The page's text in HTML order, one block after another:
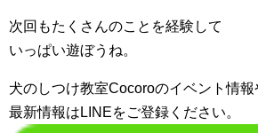
次回もたくさんのことを経験して
いっぱい遊ぼうね。
犬のしつけ教室Cocoroのイベント情報
最新情報はLINEをご登録ください。